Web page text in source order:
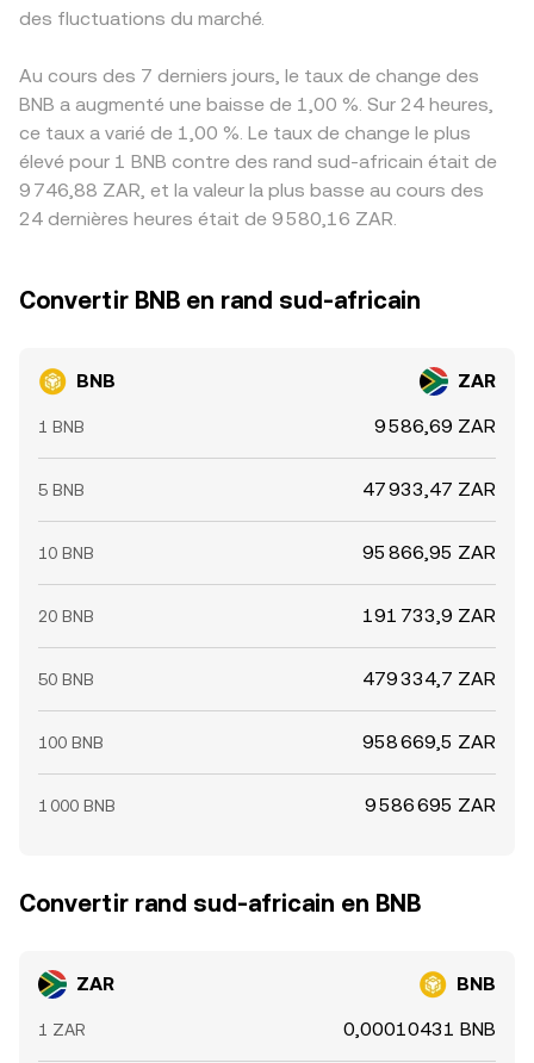
des fluctuations du marché.
Au cours des 7 derniers jours, le taux de change des
BNB a augmenté une baisse de 1,00 %. Sur 24 heures,
ce taux a varié de 1,00 %. Le taux de change le plus
élevé pour 1 BNB contre des rand sud-africain était de
9 746,88 ZAR, et la valeur la plus basse au cours des
24 dernières heures était de 9 580,16 ZAR.
Convertir BNB en rand sud-africain
BNB ZAR
1 BNB 9 586,69 ZAR
5 BNB 47 933,47 ZAR
10 BNB 95 866,95 ZAR
20 BNB 191 733,9 ZAR
50 BNB 479 334,7 ZAR
100 BNB 958 669,5 ZAR
1 000 BNB 9 586 695 ZAR
Convertir rand sud-africain en BNB
ZAR BNB
1 ZAR 0,00010431 BNB